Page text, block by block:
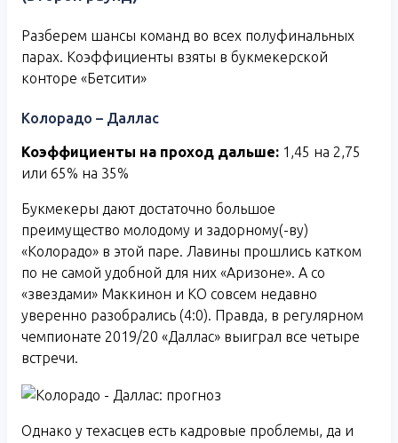
Разберем шансы команд во всех полуфинальных
парах. Коэффициенты взяты в букмекерской
конторе «Бетсити»
Колорадо – Даллас
Коэффициенты на проход дальше: 1,45 на 2,75
или 65% на 35%
Букмекеры дают достаточно большое
преимущество молодому и задорному(-ву)
«Колорадо» в этой паре. Лавины прошлись катком
по не самой удобной для них «Аризоне». А со
«звездами» Маккинон и КО совсем недавно
уверенно разобрались (4:0). Правда, в регулярном
чемпионате 2019/20 «Даллас» выиграл все четыре
встречи.
Однако у техасцев есть кадровые проблемы, да и